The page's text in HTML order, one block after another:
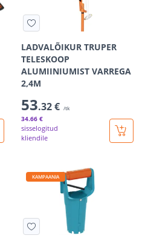
LADVALÕIKUR TRUPER
TELESKOOP
ALUMIINIUMIST VARREGA
2,4M
53.32 € /tk
34.66 €
sisselogitud
kliendile
KAMPAANIA